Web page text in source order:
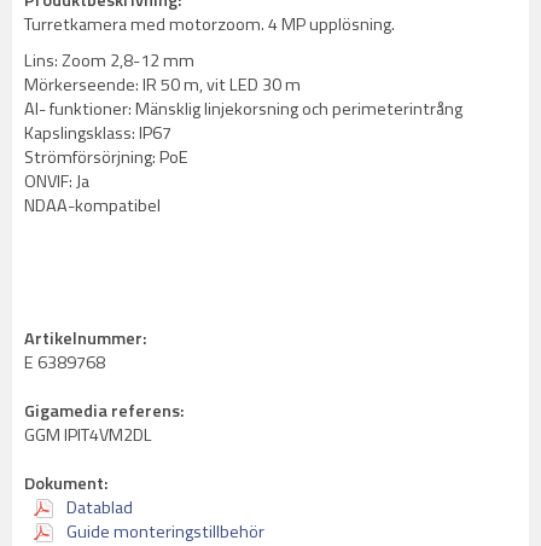
Turretkamera med motorzoom. 4 MP upplösning.
Lins: Zoom 2,8-12 mm
Mörkerseende: IR 50 m, vit LED 30 m
AI- funktioner: Mänsklig linjekorsning och perimeterintrång
Kapslingsklass: IP67
Strömförsörjning: PoE
ONVIF: Ja
NDAA-kompatibel
Artikelnummer:
E 6389768
Gigamedia referens:
GGM IPIT4VM2DL
Dokument:
Datablad
Guide monteringstillbehör